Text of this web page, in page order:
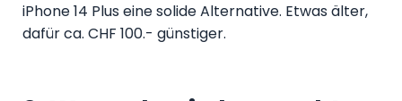
iPhone 14 Plus eine solide Alternative. Etwas älter,
dafür ca. CHF 100.- günstiger.